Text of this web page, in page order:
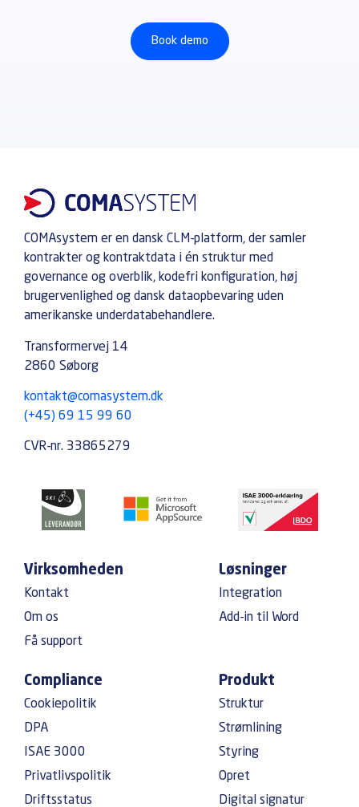
Book demo
COMAsystem er en dansk CLM-platform, der samler
kontrakter og kontraktdata i én struktur med
governance og overblik, kodefri konfiguration, høj
brugervenlighed og dansk dataopbevaring uden
amerikanske underdatabehandlere.
Transformervej 14
2860 Søborg
kontakt@comasystem.dk
(+45) 69 15 99 60
CVR-nr. 33865279
Virksomheden
Kontakt
Om os
Få support
Løsninger
Integration
Add-in til Word
Compliance
Cookiepolitik
DPA
ISAE 3000
Privatlivspolitik
Driftsstatus
Produkt
Struktur
Strømlining
Styring
Opret
Digital signatur